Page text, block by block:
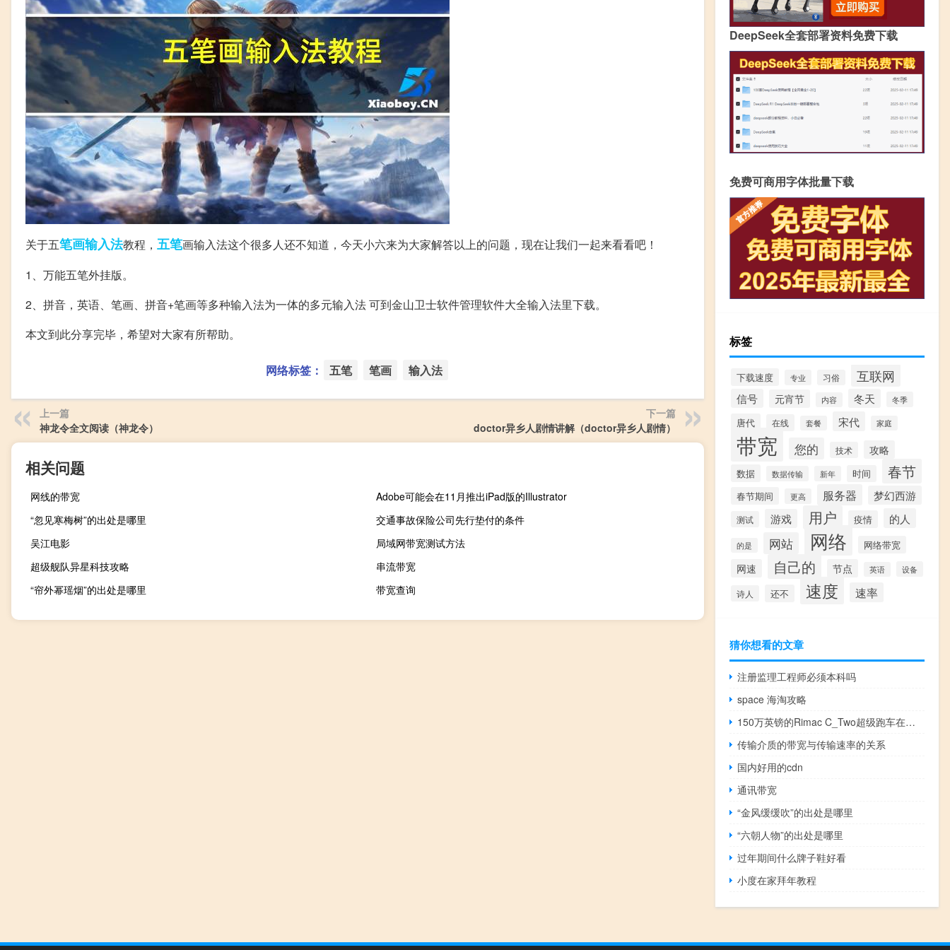
关于五笔画输入法教程， 五笔画输入法这个很多人还不知道，今天小六来为大家解答以上的问题，现在让我们一起来看看吧！
1、万能五笔外挂版。
2、拼音，英语、笔画、拼音+笔画等多种输入法为一体的多元输入法 可到金山卫士软件管理软件大全输入法里下载。
本文到此分享完毕，希望对大家有所帮助。
网络标签： 五笔 笔画 输入法
上一篇
神龙令全文阅读（神龙令）
下一篇
doctor异乡人剧情讲解（doctor异乡人剧情）
相关问题
网线的带宽
Adobe可能会在11月推出iPad版的Illustrator
“忽见寒梅树”的出处是哪里
交通事故保险公司先行垫付的条件
吴江电影
局域网带宽测试方法
超级舰队异星科技攻略
串流带宽
“帘外幂瑶烟”的出处是哪里
带宽查询
DeepSeek全套部署资料免费下载
免费可商用字体批量下载
标签
下载速度 专业 习俗 互联网
信号 元宵节 内容 冬天 冬季
唐代 在线 套餐 宋代 家庭
带宽 您的 技术 攻略
数据 数据传输 新年 时间 春节
春节期间 更高 服务器 梦幻西游
测试 游戏 用户 疫情 的人
的是 网站 网络 网络带宽
网速 自己的 节点 英语 设备
诗人 还不 速度 速率
猜你想看的文章
注册监理工程师必须本科吗
space 海淘攻略
150万英镑的Rimac C_Two超级跑车在三周内几乎售罄
传输介质的带宽与传输速率的关系
国内好用的cdn
通讯带宽
“金风缓缓吹”的出处是哪里
“六朝人物”的出处是哪里
过年期间什么牌子鞋好看
小度在家拜年教程